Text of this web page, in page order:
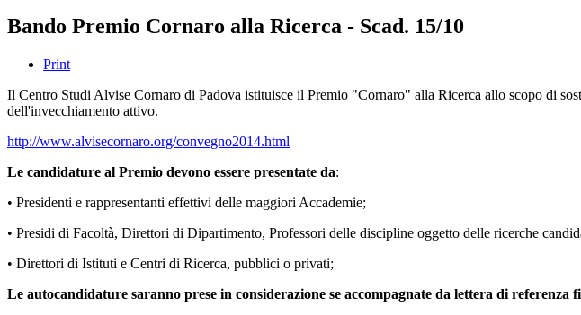
Bando Premio Cornaro alla Ricerca - Scad. 15/10
Print
Il Centro Studi Alvise Cornaro di Padova istituisce il Premio "Cornaro" alla Ricerca allo scopo di
dell'invecchiamento attivo.
http://www.alvisecornaro.org/convegno2014.html
Le candidature al Premio devono essere presentate da:
• Presidenti e rappresentanti effettivi delle maggiori Accademie;
• Presidi di Facoltà, Direttori di Dipartimento, Professori delle discipline oggetto delle ricerche
• Direttori di Istituti e Centri di Ricerca, pubblici o privati;
Le autocandidature saranno prese in considerazione se accompagnate da lettera di